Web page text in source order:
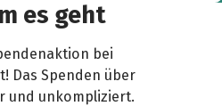
es geht
bei
Das Spenden über
und unkompliziert.